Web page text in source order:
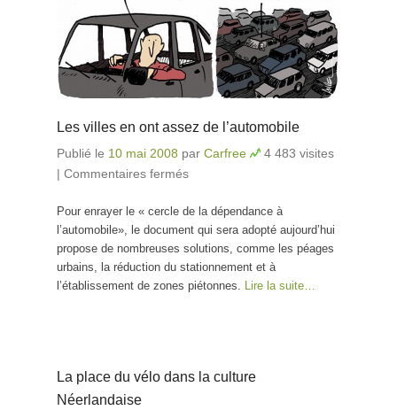
Les villes en ont assez de l’automobile
Publié le 10 mai 2008 par Carfree
4 483 visites
| Commentaires fermés
Pour enrayer le « cercle de la dépendance à
l’automobile», le document qui sera adopté aujourd’hui
propose de nombreuses solutions, comme les péages
urbains, la réduction du stationnement et à
l’établissement de zones piétonnes. Lire la suite…
La place du vélo dans la culture
Néerlandaise